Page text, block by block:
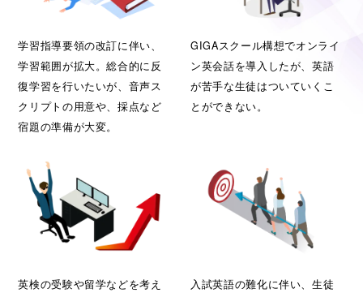
学習指導要領の改訂に伴い、
学習範囲が拡大。総合的に反
復学習を行いたいが、音声ス
クリプトの用意や、採点など
宿題の準備が大変。
GIGAスクール構想でオンライ
ン英会話を導入したが、英語
が苦手な生徒はついていくこ
とができない。
英検の受験や留学などを考え
入試英語の難化に伴い、生徒